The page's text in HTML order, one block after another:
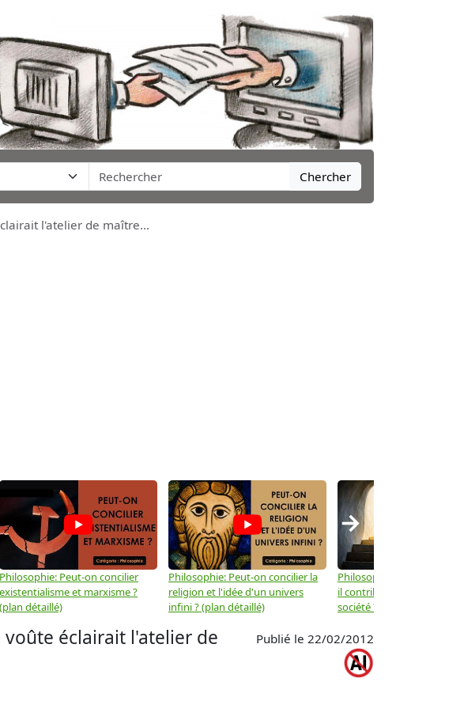
Chercher
l'atelier de maître...
Philosophie: Peut-on concilier
existentialisme et marxisme ?
(plan détaillé)
Philosophie: Peut-on concilier la
religion et l'idée d'un univers
infini ? (plan détaillé)
Philosophie: Le
il contribuer au progrès de
société ? (plan détaillé)
→
voûte éclairait l'atelier de
Publié le 22/02/2012